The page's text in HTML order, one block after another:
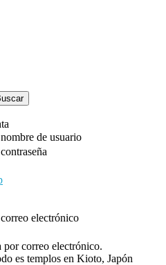
de usuario
electrónico
por correo electrónico.
es templos en Kioto, Japón